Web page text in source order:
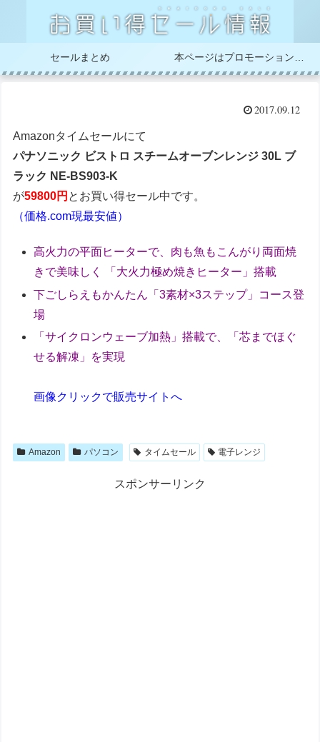
セールまとめ
2017.09.12
Amazonタイムセールにて
パナソニック ビストロ スチームオーブンレンジ 30L ブ
ラック NE-BS903-K
が59800円 とお買い得セール中です。
（価格.com現最安値）
高火力の平面ヒーターで、肉も魚もこんがり両面焼
きで美味しく 「大火力極め焼きヒーター」搭載
下ごしらえもかんたん「3素材×3ステップ」コース登
場
「サイクロンウェーブ加熱」搭載で、「芯までほぐ
せる解凍」を実現
画像クリックで販売サイトへ
Amazon パソコン タイムセール 電子レンジ
スポンサーリンク